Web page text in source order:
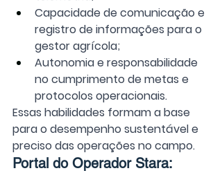
Capacidade de comunicação e
registro de informações para o
gestor agrícola;
Autonomia e responsabilidade
no cumprimento de metas e
protocolos operacionais.
Essas habilidades formam a base
para o desempenho sustentável e
preciso das operações no campo.
Portal do Operador Stara: